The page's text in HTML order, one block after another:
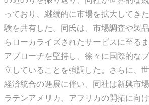
っており、継続的に市場を拡大してき
験を共有した。同氏は、市場調査や製
らローカライズされたサービスに至る
アプローチを堅持し、徐々に国際的な
立していることを強調した。さらに、
経済統合の進展に伴い、同社は新興市
ラテンアメリカ、アフリカの開拓に向